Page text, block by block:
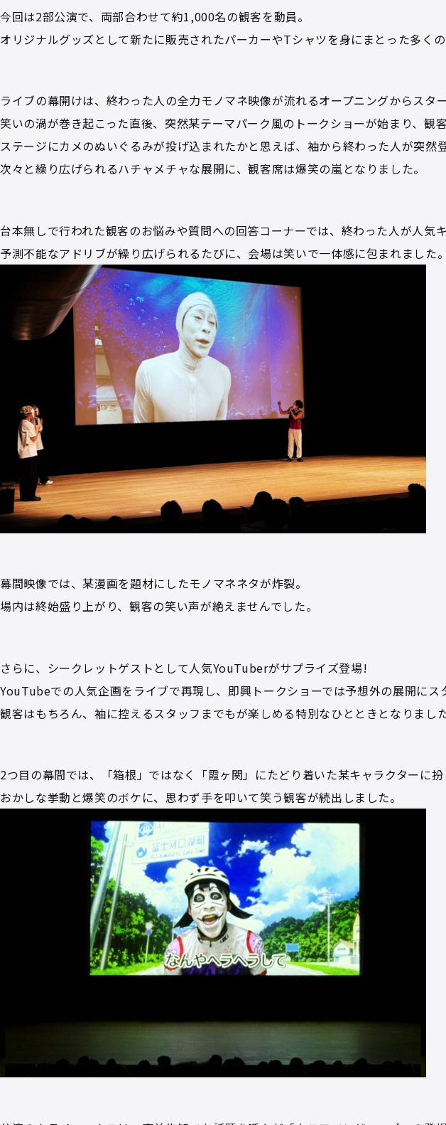
今回は2部公演で、両部合わせて約1,000名の観客を動員。
オリジナルグッズとして新たに販売されたパーカーやTシャツを身にまとった多く
ライブの幕開けは、終わった人の全力モノマネ映像が流れるオープニングからスター
笑いの渦が巻き起こった直後、突然某テーマパーク風のトークショーが始まり、観
ステージにカメのぬいぐるみが投げ込まれたかと思えば、袖から終わった人が突然
次々と繰り広げられるハチャメチャな展開に、観客席は爆笑の嵐となりました。
台本無しで行われた観客のお悩みや質問への回答コーナーでは、終わった人が人気
予測不能なアドリブが繰り広げられるたびに、会場は笑いで一体感に包まれました。
幕間映像では、某漫画を題材にしたモノマネネタが炸裂。
場内は終始盛り上がり、観客の笑い声が絶えませんでした。
さらに、シークレットゲストとして人気YouTuberがサプライズ登場!
YouTubeでの人気企画をライブで再現し、即興トークショーでは予想外の展開にス
観客はもちろん、袖に控えるスタッフまでもが楽しめる特別なひとときとなりました
2つ目の幕間では、「箱根」ではなく「霞ヶ関」にたどり着いた某キャラクターに扮
おかしな挙動と爆笑のボケに、思わず手を叩いて笑う観客が続出しました。